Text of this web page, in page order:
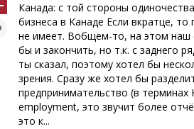
Канада: с той стороны
бизнеса в Канаде Если вкратце,
не имеет. Вобщем-то, на этом наш
бы и закончить, но т.к. с заднего
ты сказал, поэтому хотел бы
зрения. Сразу же хотел бы
предпринимательство (в терминах
employment, это звучит более
это к...